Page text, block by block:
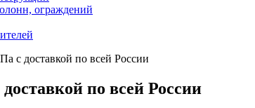
ограждений
с доставкой по всей России
по всей России